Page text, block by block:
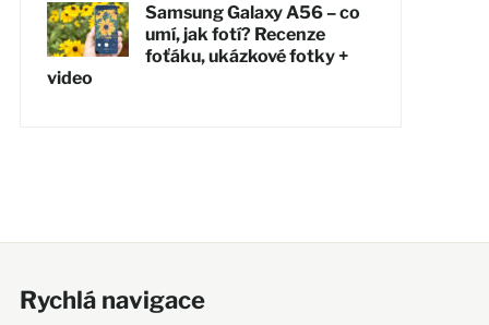
Samsung Galaxy A56 – co
umí, jak fotí? Recenze
foťáku, ukázkové fotky +
video
Rychlá navigace